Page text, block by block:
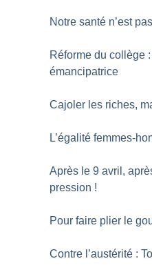
Notre santé n’est
Réforme du collège
émancipatrice
Cajoler les riches,
L’égalité femmes-
Après le 9 avril,
pression !
Pour faire plier le
Contre l’austérité :